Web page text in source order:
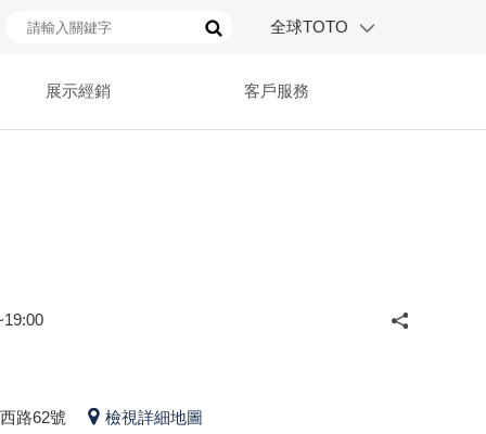
全球TOTO
展示經銷 客戶服務
路62號 檢視詳細地圖